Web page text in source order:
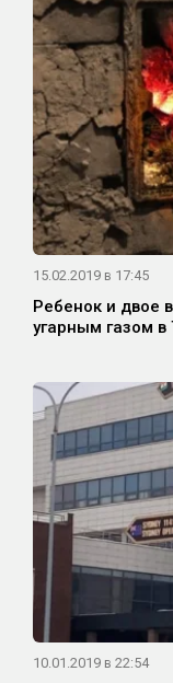
15.02.2019 в 17:45
Ребенок и двое
угарным газом в
10.01.2019 в 22:54